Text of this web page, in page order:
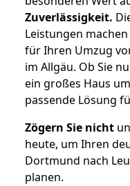
Zuverlässigkeit.
Leistungen
für Ihren Umzug
im Allgäu. Ob Sie
ein großes Haus
passende Lösung
Zögern Sie nicht
heute, um Ihren
Dortmund nach
planen.